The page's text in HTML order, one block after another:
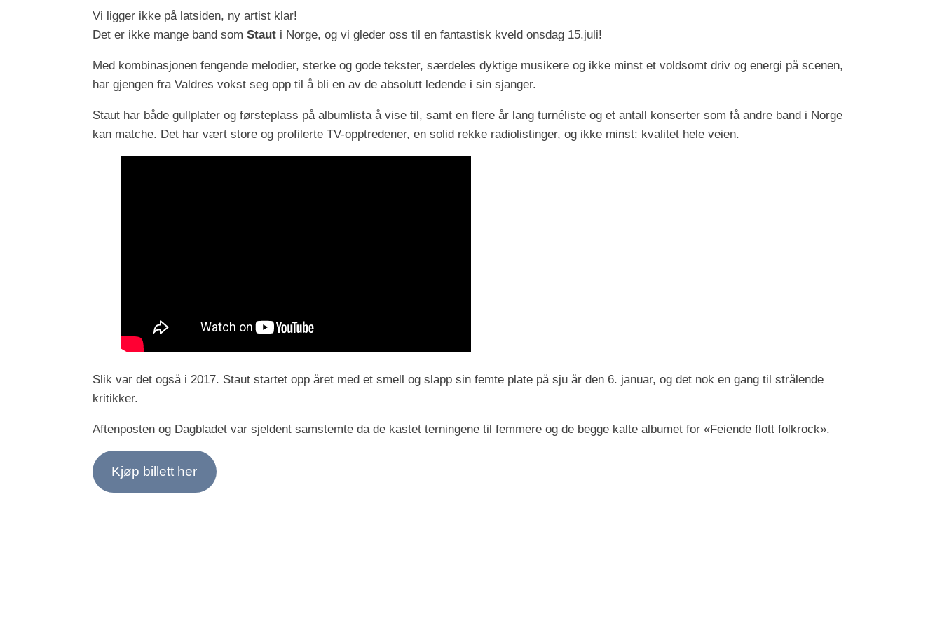
Vi ligger ikke på latsiden, ny artist klar!
Det er ikke mange band som Staut i Norge, og vi gleder oss til en fantastisk kveld onsdag 15.juli!
Med kombinasjonen fengende melodier, sterke og gode tekster, særdeles dyktige musikere og ikke minst et voldsomt driv og energi på scenen,
har gjengen fra Valdres vokst seg opp til å bli en av de absolutt ledende i sin sjanger.
Staut har både gullplater og førsteplass på albumlista å vise til, samt en flere år lang turnéliste og et antall konserter som få andre band i Norge
kan matche. Det har vært store og profilerte TV-opptredener, en solid rekke radiolistinger, og ikke minst: kvalitet hele veien.
Slik var det også i 2017. Staut startet opp året med et smell og slapp sin femte plate på sju år den 6. januar, og det nok en gang til strålende
kritikker.
Aftenposten og Dagbladet var sjeldent samstemte da de kastet terningene til femmere og de begge kalte albumet for «Feiende flott folkrock».
Kjøp billett her